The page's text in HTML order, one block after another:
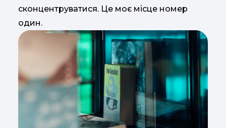
сконцентруватися. Це моє місце номер
один.